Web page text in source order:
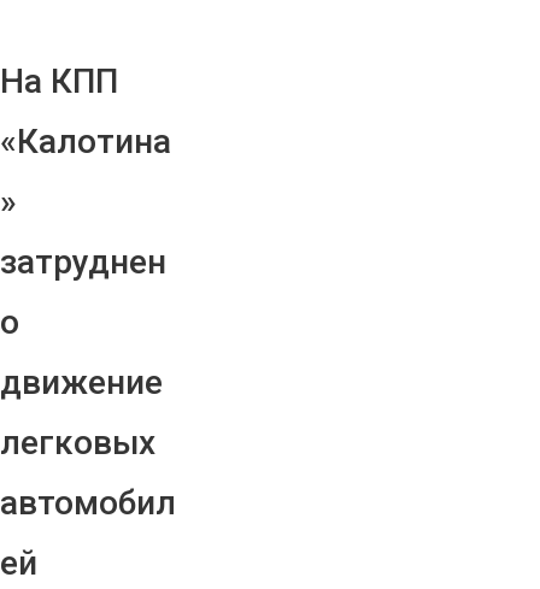
На КПП
«Калотина
»
затруднен
о
движение
легковых
автомобил
ей